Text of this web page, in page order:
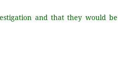
and that they would be